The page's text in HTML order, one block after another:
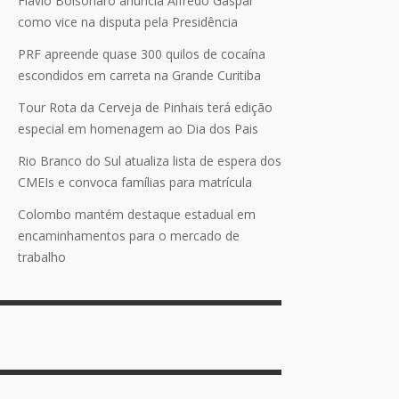
como vice na disputa pela Presidência
PRF apreende quase 300 quilos de cocaína
escondidos em carreta na Grande Curitiba
Tour Rota da Cerveja de Pinhais terá edição
especial em homenagem ao Dia dos Pais
Rio Branco do Sul atualiza lista de espera dos
CMEIs e convoca famílias para matrícula
Colombo mantém destaque estadual em
encaminhamentos para o mercado de
trabalho